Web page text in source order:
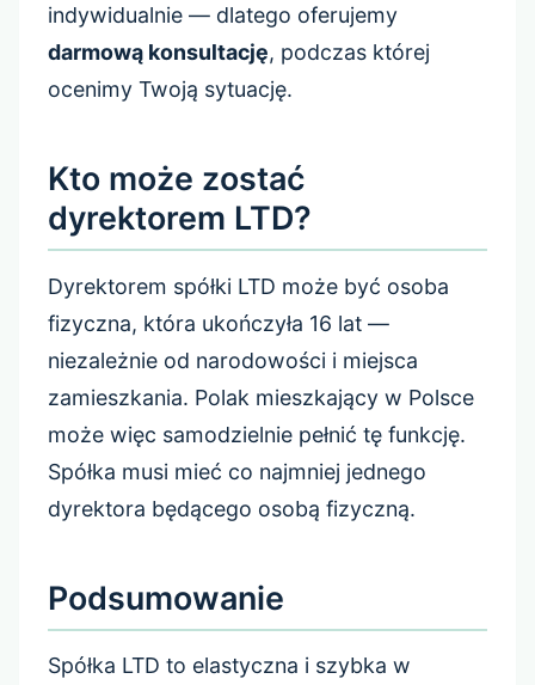
indywidualnie — dlatego oferujemy
darmową konsultację, podczas której
ocenimy Twoją sytuację.
Kto może zostać
dyrektorem LTD?
Dyrektorem spółki LTD może być osoba
fizyczna, która ukończyła 16 lat —
niezależnie od narodowości i miejsca
zamieszkania. Polak mieszkający w Polsce
może więc samodzielnie pełnić tę funkcję.
Spółka musi mieć co najmniej jednego
dyrektora będącego osobą fizyczną.
Podsumowanie
Spółka LTD to elastyczna i szybka w